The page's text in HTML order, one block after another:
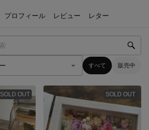
プロフィール レビュー レター
すべて 販売中
SOLD OUT SOLD OUT